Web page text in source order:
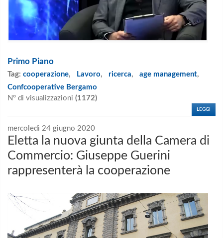
Primo Piano
Tag: cooperazione, Lavoro, ricerca, age management,
Confcooperative Bergamo
N° di visualizzazioni (1172)
LEGGI
mercoledì 24 giugno 2020
Eletta la nuova giunta della Camera di
Commercio: Giuseppe Guerini
rappresenterà la cooperazione